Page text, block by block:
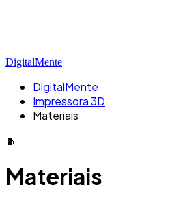
DigitalMente
DigitalMente
Impressora 3D
Materiais
🧵
Materiais